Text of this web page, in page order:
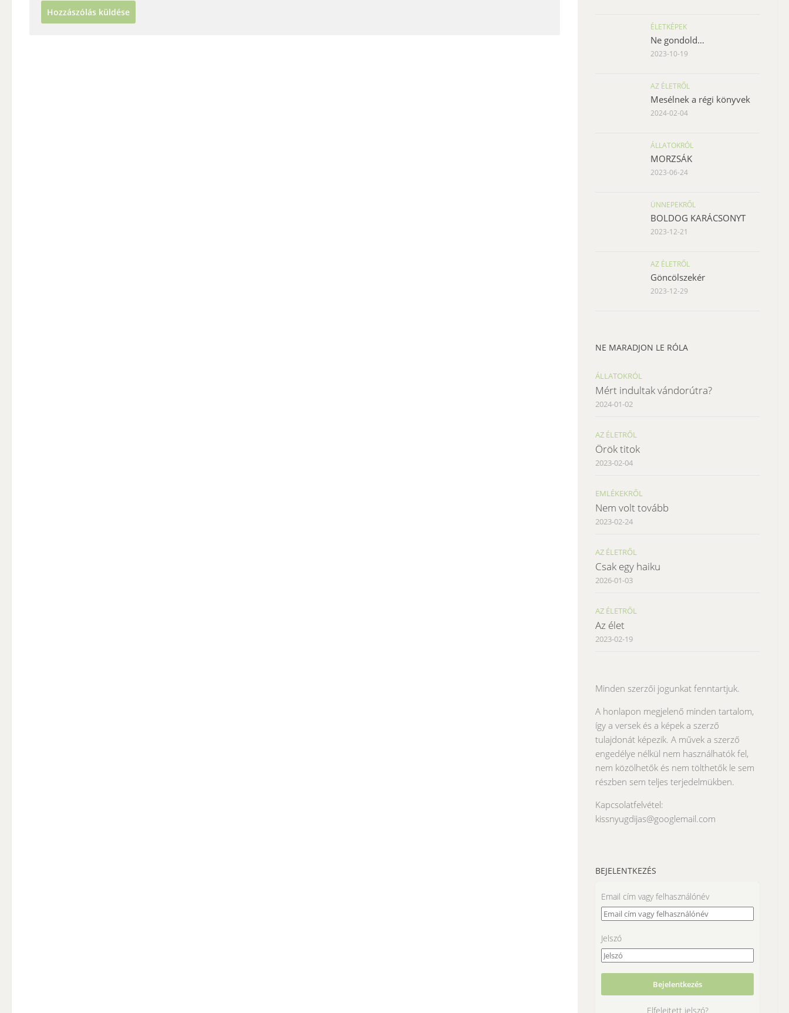
ÉLETKÉPEK
Ne gondold…
2023-10-19
AZ ÉLETRŐL
Mesélnek a régi könyvek
2024-02-04
ÁLLATOKRÓL
MORZSÁK
2023-06-24
ÜNNEPEKRŐL
BOLDOG KARÁCSONYT
2023-12-21
AZ ÉLETRŐL
Göncölszekér
2023-12-29
NE MARADJON LE RÓLA
ÁLLATOKRÓL
Mért indultak vándorútra?
2024-01-02
AZ ÉLETRŐL
Örök titok
2023-02-04
EMLÉKEKRŐL
Nem volt tovább
2023-02-24
AZ ÉLETRŐL
Csak egy haiku
2026-01-03
AZ ÉLETRŐL
Az élet
2023-02-19
Minden szerzői jogunkat fenntartjuk.
A honlapon megjelenő minden tartalom,
így a versek és a képek a szerző
tulajdonát képezik. A művek a szerző
engedélye nélkül nem használhatók fel,
nem közölhetők és nem tölthetők le sem
részben sem teljes terjedelmükben.
Kapcsolatfelvétel:
kissnyugdijas@googlemail.com
BEJELENTKEZÉS
Email cím vagy felhasználónév
Jelszó
Elfelejtett jelszó?